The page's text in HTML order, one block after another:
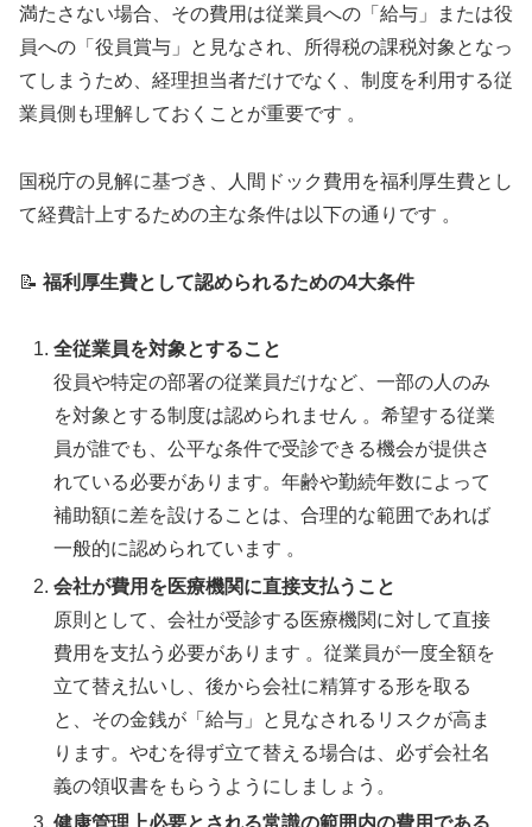
満たさない場合、その費用は従業員への「給与」または役
員への「役員賞与」と見なされ、所得税の課税対象となっ
てしまうため、経理担当者だけでなく、制度を利用する従
業員側も理解しておくことが重要です 。
国税庁の見解に基づき、人間ドック費用を福利厚生費とし
て経費計上するための主な条件は以下の通りです 。
📝 福利厚生費として認められるための4大条件
全従業員を対象とすること
役員や特定の部署の従業員だけなど、一部の人のみ
を対象とする制度は認められません 。希望する従業
員が誰でも、公平な条件で受診できる機会が提供さ
れている必要があります。年齢や勤続年数によって
補助額に差を設けることは、合理的な範囲であれば
一般的に認められています 。
会社が費用を医療機関に直接支払うこと
原則として、会社が受診する医療機関に対して直接
費用を支払う必要があります 。従業員が一度全額を
立て替え払いし、後から会社に精算する形を取る
と、その金銭が「給与」と見なされるリスクが高ま
ります。やむを得ず立て替える場合は、必ず会社名
義の領収書をもらうようにしましょう。
健康管理上必要とされる常識の範囲内の費用である